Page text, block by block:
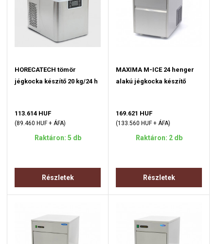
HORECATECH tömör
jégkocka készítő 20 kg/24 h
113.614 HUF
(89.460 HUF + ÁFA)
Raktáron: 5 db
Részletek
MAXIMA M-ICE 24 henger
alakú jégkocka készítő
169.621 HUF
(133.560 HUF + ÁFA)
Raktáron: 2 db
Részletek